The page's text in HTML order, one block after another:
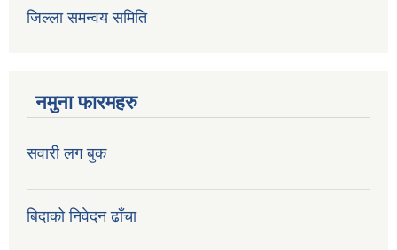
जिल्ला समन्वय समिति
नमुना फारमहरु
सवारी लग बुक
बिदाको निवेदन ढाँचा